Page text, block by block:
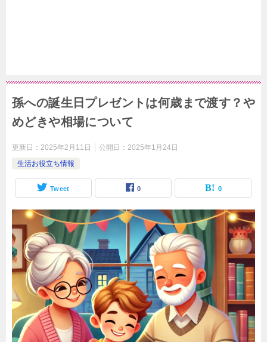
孫への誕生日プレゼントは何歳まで渡す？や
めどきや相場について
更新日： 2025年2月11日 公開日： 2025年1月24日
生活お役立ち情報
Tweet 0 0